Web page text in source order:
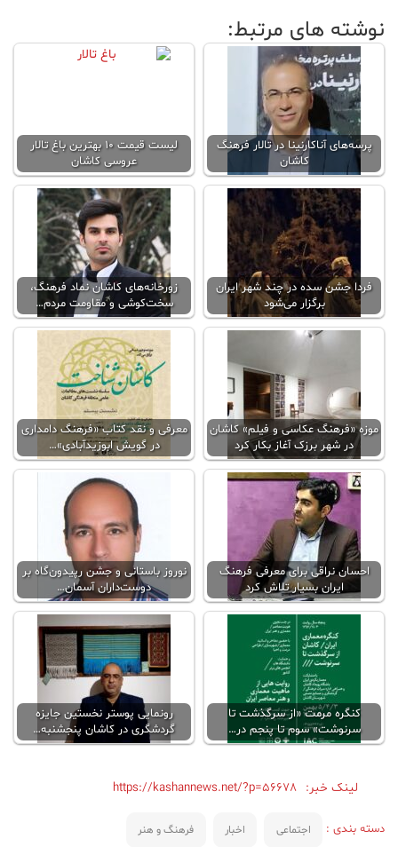
نوشته های مرتبط:
پرسه‌های آناکارنینا در تالار فرهنگ
کاشان
لیست قیمت ۱۰ بهترین باغ تالار
عروسی کاشان
فردا جشن سده در چند شهر ایران
برگزار می‌شود
زورخانه‌های کاشان نماد فرهنگ،
سخت‌کوشی و مقاومت مردم…
موزه «فرهنگ عکاسی و فیلم» کاشان
در شهر برزک آغاز بکار کرد
معرفی و نقد کتاب «فرهنگ دامداری
در گویش ابوزیدآبادی»…
احسان نراقی برای معرفی فرهنگ
ایران بسیار تلاش کرد
نوروز باستانی و جشن رپیدون‌گاه بر
دوست‌داران آسمان…
کنگره مرمت «از سرگذشت تا
سرنوشت» سوم تا پنجم در…
رونمایی پوستر نخستین جایزه
گردشگری در کاشان پنجشنبه…
لینک خبر: https://kashannews.net/?p=56678
دسته بندی : اجتماعی اخبار فرهنگ و هنر